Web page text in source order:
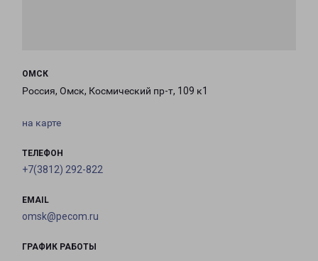
ОМСК
Россия, Омск, Космический пр-т, 109 к1
на карте
ТЕЛЕФОН
+7(3812) 292-822
EMAIL
omsk@pecom.ru
ГРАФИК РАБОТЫ